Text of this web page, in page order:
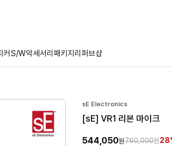
커S/W악세서리 패키지리퍼브샵
sE Electronics
[sE] VR1 리본 마이크
544,050원760,000원